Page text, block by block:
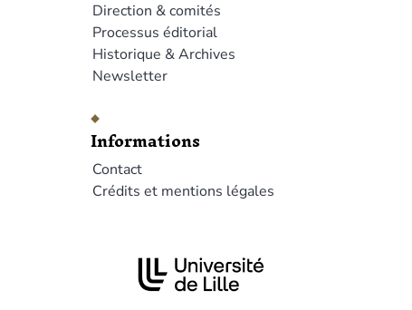
Direction & comités
Processus éditorial
Historique & Archives
Newsletter
Informations
Contact
Crédits et mentions légales
Affiliations/partenaires